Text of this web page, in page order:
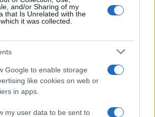
and/or Sharing of my
that Is Unrelated with the
it was collected.
Google to enable storage
like cookies on web or
in apps.
my user data to be sent to
- p.iva 03338800984